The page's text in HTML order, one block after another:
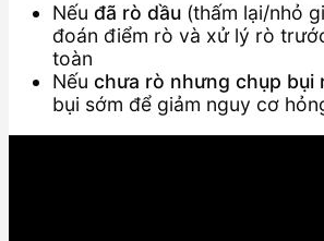
Nếu đã rò dầu (thấm lại/nhỏ
đoán điểm rò và xử lý rò
toàn
Nếu chưa rò nhưng chụp bụi
bụi sớm để giảm nguy cơ